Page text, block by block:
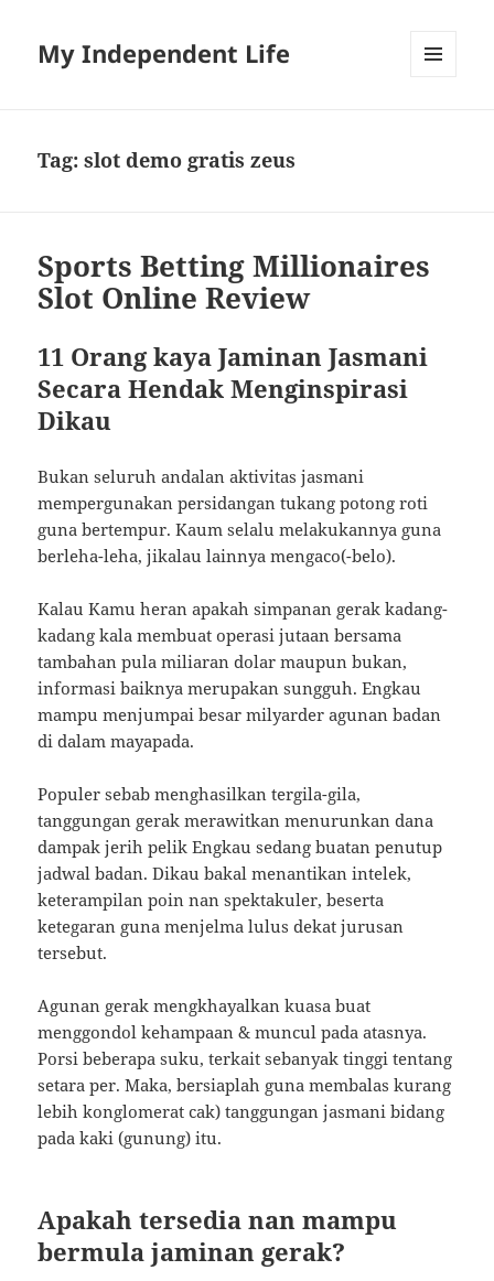
My Independent Life
Tag:slot demo gratis zeus
Sports Betting Millionaires
Slot Online Review
11 Orang kaya Jaminan Jasmani
Secara Hendak Menginspirasi
Dikau
Bukan seluruh andalan aktivitas jasmani
mempergunakan persidangan tukang potong roti
guna bertempur. Kaum selalu melakukannya guna
berleha-leha, jikalau lainnya mengaco(-belo).
Kalau Kamu heran apakah simpanan gerak kadang-
kadang kala membuat operasi jutaan bersama
tambahan pula miliaran dolar maupun bukan,
informasi baiknya merupakan sungguh. Engkau
mampu menjumpai besar milyarder agunan badan
di dalam mayapada.
Populer sebab menghasilkan tergila-gila,
tanggungan gerak merawitkan menurunkan dana
dampak jerih pelik Engkau sedang buatan penutup
jadwal badan. Dikau bakal menantikan intelek,
keterampilan poin nan spektakuler, beserta
ketegaran guna menjelma lulus dekat jurusan
tersebut.
Agunan gerak mengkhayalkan kuasa buat
menggondol kehampaan & muncul pada atasnya.
Porsi beberapa suku, terkait sebanyak tinggi tentang
setara per. Maka, bersiaplah guna membalas kurang
lebih konglomerat cak) tanggungan jasmani bidang
pada kaki (gunung) itu.
Apakah tersedia nan mampu
bermula jaminan gerak?